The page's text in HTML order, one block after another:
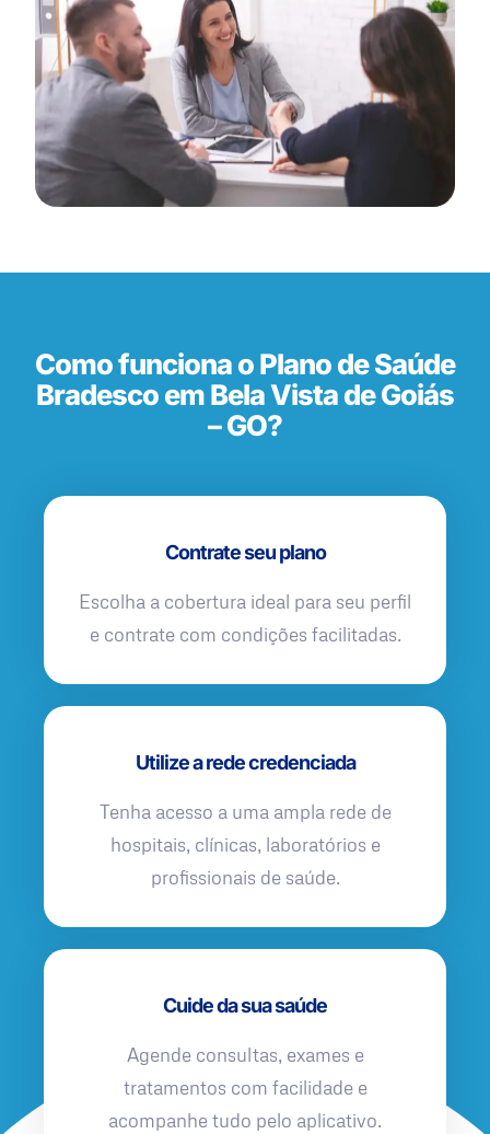
Como funciona o Plano de Saúde
Bradesco em Bela Vista de Goiás
– GO?
Contrate seu plano
Escolha a cobertura ideal para seu perfil
e contrate com condições facilitadas.
Utilize a rede credenciada
Tenha acesso a uma ampla rede de
hospitais, clínicas, laboratórios e
profissionais de saúde.
Cuide da sua saúde
Agende consultas, exames e
tratamentos com facilidade e
acompanhe tudo pelo aplicativo.